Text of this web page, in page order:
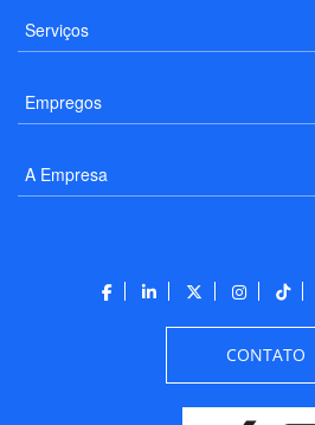
Serviços
Empregos
A Empresa
CONTATO